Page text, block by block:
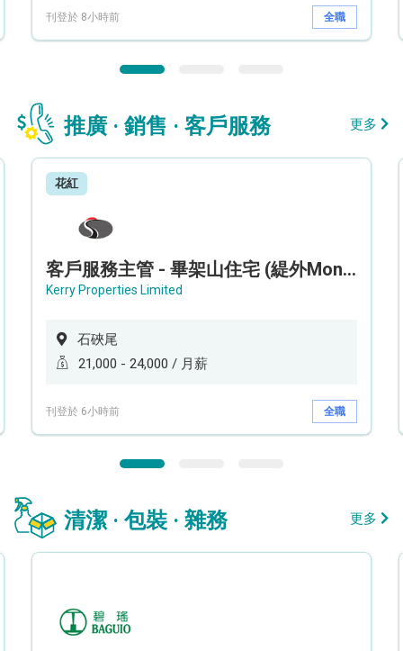
刊登於 8小時前 全職
推廣 · 銷售 · 客戶服務 更多
花紅
客戶服務主管 - 畢架山住宅 (緹外Mont Verra)
Kerry Properties Limited
石硤尾
21,000 - 24,000 / 月薪
刊登於 6小時前 全職
清潔 · 包裝 · 雜務 更多